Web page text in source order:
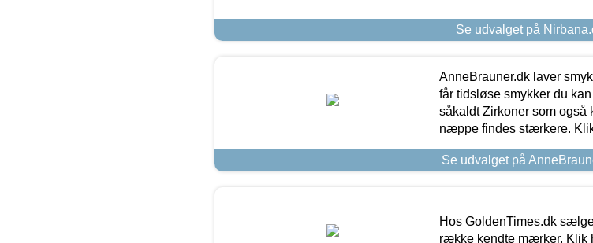
Se udvalget på
AnneBrauner.dk laver
får tidsløse smykker du
såkaldt Zirkoner som også
næppe findes stærkere.
Se udvalget på
Hos GoldenTimes.dk
række kendte mærker. Klik